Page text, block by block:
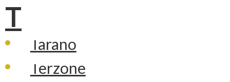
T
Tarano
Terzone